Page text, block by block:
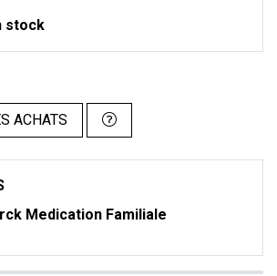
stock
ACHATS
Medication Familiale